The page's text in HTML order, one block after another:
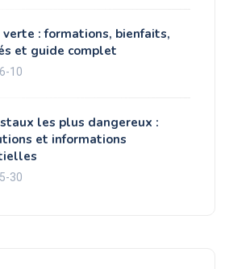
: formations, bienfaits,
et guide complet
10
les plus dangereux :
et informations
30